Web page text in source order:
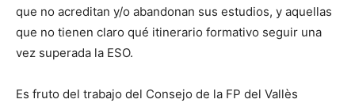
que no acreditan y/o abandonan sus estudios, y aquellas
que no tienen claro qué itinerario formativo seguir una
vez superada la ESO.
Es fruto del trabajo del Consejo de la FP del Vallès